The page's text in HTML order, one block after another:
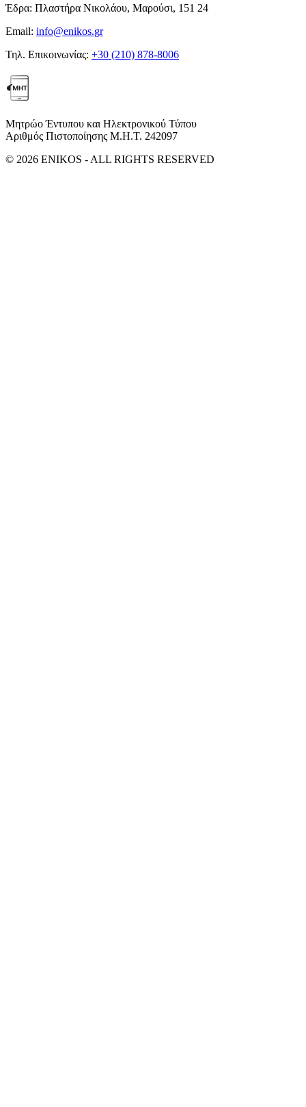
Έδρα: Πλαστήρα Νικολάου, Μαρούσι, 151 24
Email: info@enikos.gr
Τηλ. Επικοινωνίας: +30 (210) 878-8006
Μητρώο Έντυπου και Ηλεκτρονικού Τύπου
Αριθμός Πιστοποίησης Μ.Η.Τ. 242097
© 2026 ENIKOS - ALL RIGHTS RESERVED